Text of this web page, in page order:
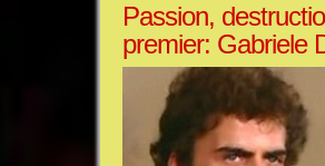
Passion,
premier: Gabriele